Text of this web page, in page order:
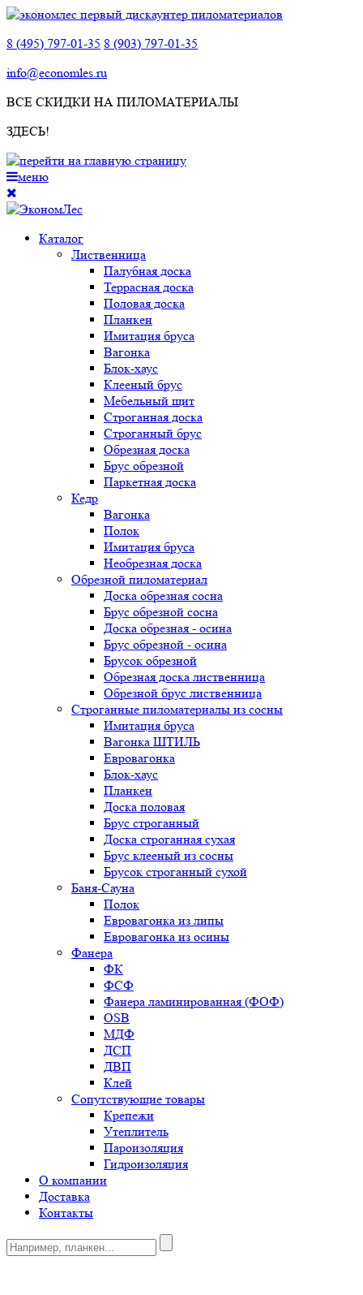
8 (495) 797-01-35 8 (903) 797-01-35
info@economles.ru
ВСЕ СКИДКИ НА ПИЛОМАТЕРИАЛЫ
ЗДЕСЬ!
меню
Каталог
Лиственница
Палубная доска
Террасная доска
Половая доска
Планкен
Имитация бруса
Вагонка
Блок-хаус
Клееный брус
Мебельный щит
Строганная доска
Строганный брус
Обрезная доска
Брус обрезной
Паркетная доска
Кедр
Вагонка
Полок
Имитация бруса
Необрезная доска
Обрезной пиломатериал
Доска обрезная сосна
Брус обрезной сосна
Доска обрезная - осина
Брус обрезной - осина
Брусок обрезной
Обрезная доска лиственница
Обрезной брус лиственница
Строганные пиломатериалы из сосны
Имитация бруса
Вагонка ШТИЛЬ
Евровагонка
Блок-хаус
Планкен
Доска половая
Брус строганный
Доска строганная сухая
Брус клееный из сосны
Брусок строганный сухой
Баня-Сауна
Полок
Евровагонка из липы
Евровагонка из осины
Фанера
ФК
ФСФ
Фанера ламинированная (ФОФ)
OSB
МДФ
ДСП
ДВП
Клей
Сопутствующие товары
Крепежи
Утеплитель
Пароизоляция
Гидроизоляция
О компании
Доставка
Контакты